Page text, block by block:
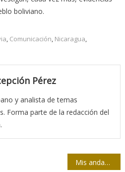
boliviano.
, Comunicación, Nicaragua,
Pérez
y analista de temas
Forma parte de la redacción del
Mis andanzas en el periodismo deportivo